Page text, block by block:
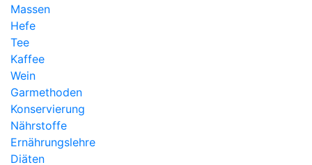
Massen
Hefe
Tee
Kaffee
Wein
Garmethoden
Konservierung
Nährstoffe
Ernährungslehre
Diäten